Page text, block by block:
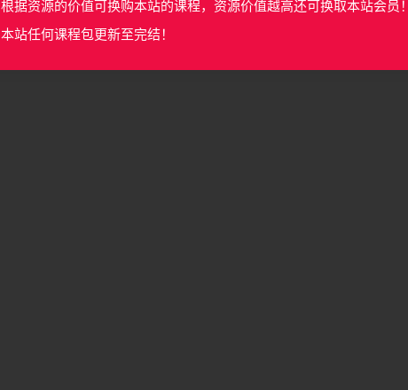
根据资源的价值可换购本站的课程，资源价值越高还可换取本站会员！
本站任何课程包更新至完结！